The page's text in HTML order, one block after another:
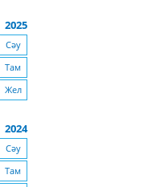
2025
Сәу
Там
Жел
2024
Сәу
Там